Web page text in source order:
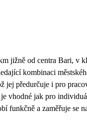
jižně od centra Bari, v
kombinaci
jej předurčuje i pro
vhodné jak pro
funkčně a zaměřuje se